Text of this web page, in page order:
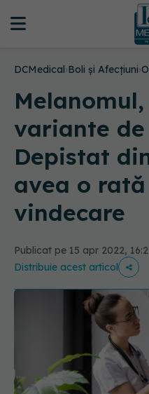
DCMedical›Boli și Afecțiuni›
variante
Depistat
avea o
vindecare
Publicat pe 15 apr 2022,
Distribuie acest articol